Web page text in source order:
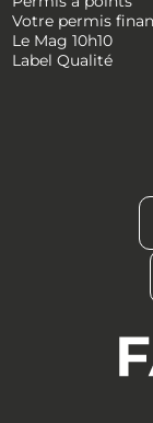
Votre permis
Le Mag 10h10
Label Qualité